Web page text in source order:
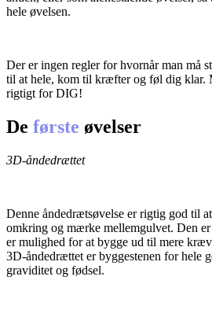
hele øvelsen.
Der er ingen regler for hvornår man må
til at hele, kom til kræfter og føl dig klar.
rigtigt for DIG!
De første øvelser
3D-åndedrættet
Denne åndedrætsøvelse er rigtig god til
omkring og mærke mellemgulvet. Den
er mulighed for at bygge ud til mere
3D-åndedrættet er byggestenen for hele
graviditet og fødsel.